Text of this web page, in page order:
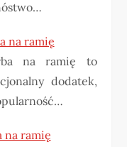
na ramię
na ramię to
dodatek,
na ramię